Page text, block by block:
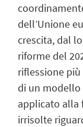
dell’Unione
crescita, dal
riforme del
riflessione
di un modello
applicato alla
irrisolte